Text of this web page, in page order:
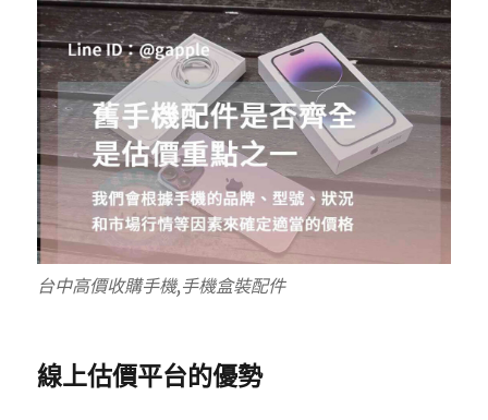
台中高價收購手機,手機盒裝配件
線上估價平台的優勢